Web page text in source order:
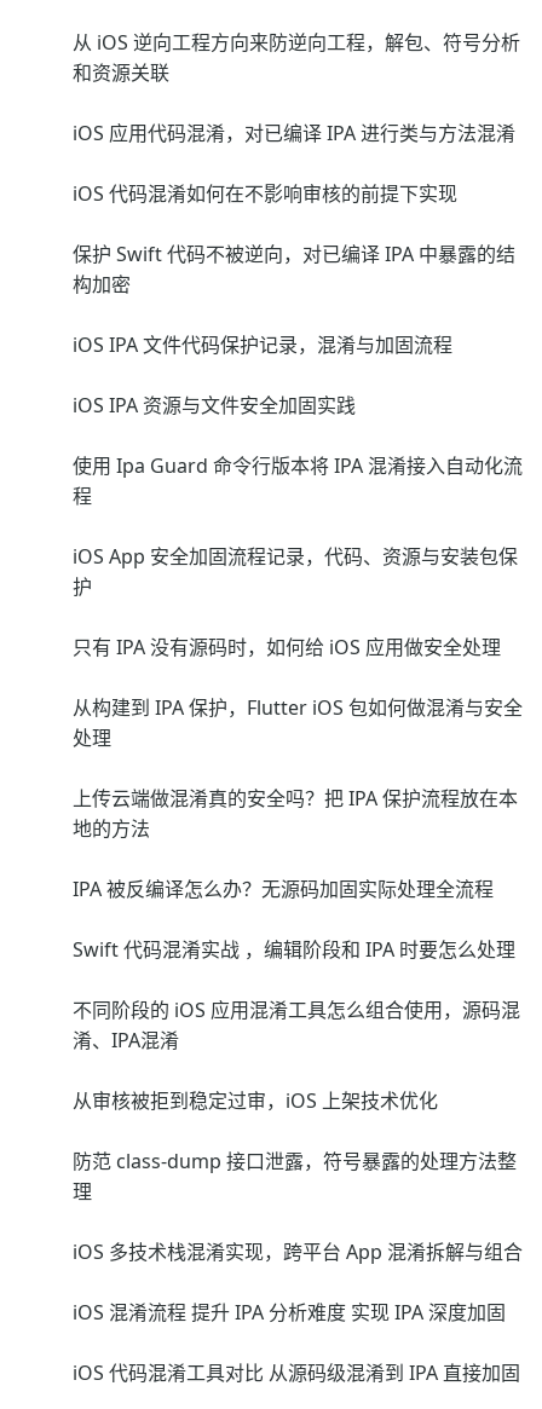
从 iOS 逆向工程方向来防逆向工程，解包、符号分析
和资源关联
iOS 应用代码混淆，对已编译 IPA 进行类与方法混淆
iOS 代码混淆如何在不影响审核的前提下实现
保护 Swift 代码不被逆向，对已编译 IPA 中暴露的结
构加密
iOS IPA 文件代码保护记录，混淆与加固流程
iOS IPA 资源与文件安全加固实践
使用 Ipa Guard 命令行版本将 IPA 混淆接入自动化流
程
iOS App 安全加固流程记录，代码、资源与安装包保
护
只有 IPA 没有源码时，如何给 iOS 应用做安全处理
从构建到 IPA 保护，Flutter iOS 包如何做混淆与安全
处理
上传云端做混淆真的安全吗？把 IPA 保护流程放在本
地的方法
IPA 被反编译怎么办？无源码加固实际处理全流程
Swift 代码混淆实战 ，编辑阶段和 IPA 时要怎么处理
不同阶段的 iOS 应用混淆工具怎么组合使用，源码混
淆、IPA混淆
从审核被拒到稳定过审，iOS 上架技术优化
防范 class-dump 接口泄露，符号暴露的处理方法整
理
iOS 多技术栈混淆实现，跨平台 App 混淆拆解与组合
iOS 混淆流程 提升 IPA 分析难度 实现 IPA 深度加固
iOS 代码混淆工具对比 从源码级混淆到 IPA 直接加固